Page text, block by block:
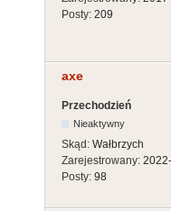
Posty: 209
axe
Przechodzień
Nieaktywny
Skąd: Wałbrzych
Zarejestrowany:
Posty: 98